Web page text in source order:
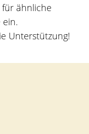
ähnliche
ein.
Unterstützung!